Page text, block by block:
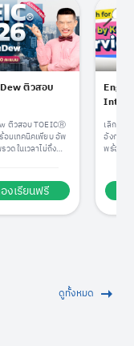
ติวสอบ
ติวสอบ TOEICⓇ
อมเทคนิคเพียบ อัพ
ด ในเวลาไม่ถึง
งเรียนฟรี
เลิกกลัว
อังกฤษ
พร้อมปร
ดูทั้งหมด